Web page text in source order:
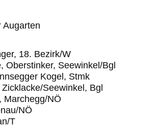
Augarten
18. Bezirk/W
Oberstinker, Seewinkel/Bgl
Kogel, Stmk
Seewinkel, Bgl
Marchegg/NÖ
NÖ
T